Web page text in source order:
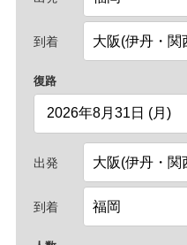
到着
復路
出発
到着